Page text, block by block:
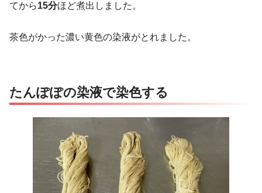
てから15分ほど煮出しました。
茶色がかった濃い黄色の染液がとれました。
たんぽぽの染液で染色する